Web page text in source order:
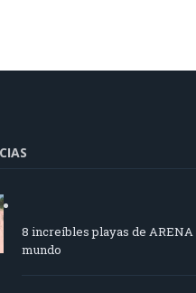
8 increíbles playas de ARENA
mundo